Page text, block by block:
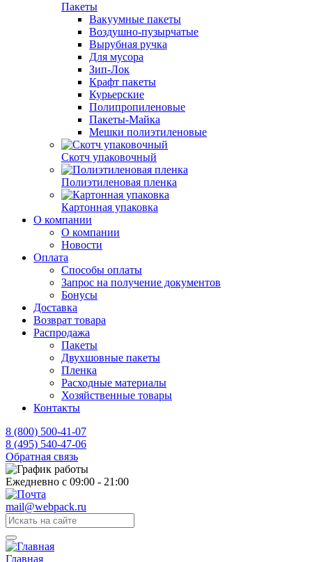
Пакеты
Вакуумные пакеты
Воздушно-пузырчатые
Вырубная ручка
Для мусора
Зип-Лок
Крафт пакеты
Курьерские
Полипропиленовые
Пакеты-Майка
Мешки полиэтиленовые
Скотч упаковочный
Полиэтиленовая пленка
Картонная упаковка
О компании
О компании
Новости
Оплата
Способы оплаты
Запрос на получение документов
Бонусы
Доставка
Возврат товара
Распродажа
Пакеты
Двухшовные пакеты
Пленка
Расходные материалы
Хозяйственные товары
Контакты
8 (800) 500-41-07
8 (495) 540-47-06
Обратная связь
Ежедневно с 09:00 - 21:00
mail@webpack.ru
Главная